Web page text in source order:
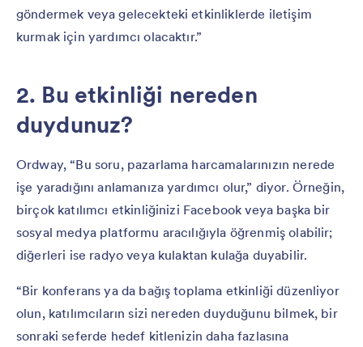
göndermek veya gelecekteki etkinliklerde iletişim
kurmak için yardımcı olacaktır.”
2. Bu etkinliği nereden
duydunuz?
Ordway, “Bu soru, pazarlama harcamalarınızın nerede
işe yaradığını anlamanıza yardımcı olur,” diyor. Örneğin,
birçok katılımcı etkinliğinizi Facebook veya başka bir
sosyal medya platformu aracılığıyla öğrenmiş olabilir;
diğerleri ise radyo veya kulaktan kulağa duyabilir.
“Bir konferans ya da bağış toplama etkinliği düzenliyor
olun, katılımcıların sizi nereden duyduğunu bilmek, bir
sonraki seferde hedef kitlenizin daha fazlasına